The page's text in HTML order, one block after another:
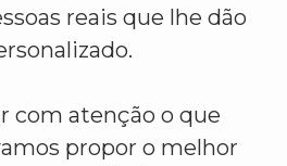
reais que lhe dão
com atenção o que
propor o melhor